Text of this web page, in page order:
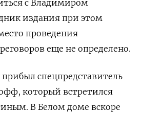
с Владимиром
издания при этом
проведения
еще не определено.
прибыл спецпредставитель
который встретился
В Белом доме вскоре